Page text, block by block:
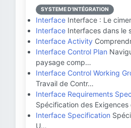
SYSTEME D'INTÉGRATION
Interface Interface : Le
Interface Interfaces dans le
Interface Activity
Interface Control Plan
paysage comp…
Interface Control Working
Travail de Contr…
Interface Requirements
Spécification des
Interface Specification
U…